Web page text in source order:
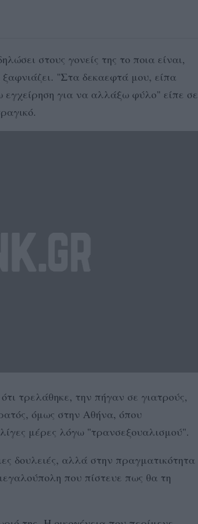
στους γονείς της το ποια είναι,
ξαφνιάζει. "Στα δεκαεφτά μου, είπα
εγχείρηση για να αλλάξω φύλο" είπε σε
τρελάθηκε, την πήγαν σε γιατρούς,
όμως στην Αθήνα, όπου
μέρες λόγω "τρανσεξουαλισμού".
δουλειές, αλλά στην πραγματικότητα
που πίστευε πως θα τη